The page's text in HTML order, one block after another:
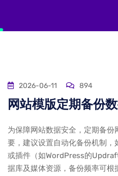
2026-06-11 894
网站模版定期备份
为保障网站数据安全，定期备
要，建议设置自动化备份机制
或插件（如WordPress的
据库及媒体资源，备份频率可根